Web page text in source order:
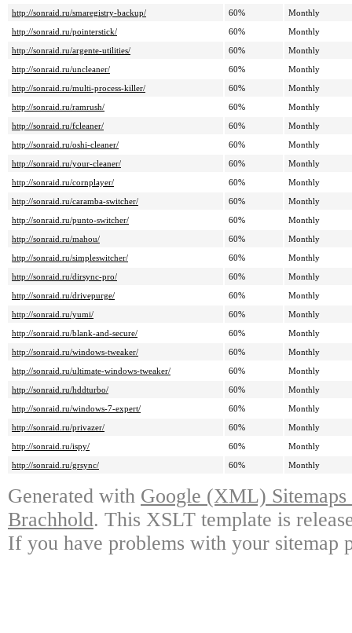
http://sonraid.ru/smaregistry-backup/
60%
Monthly
http://sonraid.ru/pointerstick/
60%
Monthly
http://sonraid.ru/argente-utilities/
60%
Monthly
http://sonraid.ru/uncleaner/
60%
Monthly
http://sonraid.ru/multi-process-killer/
60%
Monthly
http://sonraid.ru/ramrush/
60%
Monthly
http://sonraid.ru/fcleaner/
60%
Monthly
http://sonraid.ru/oshi-cleaner/
60%
Monthly
http://sonraid.ru/your-cleaner/
60%
Monthly
http://sonraid.ru/cornplayer/
60%
Monthly
http://sonraid.ru/caramba-switcher/
60%
Monthly
http://sonraid.ru/punto-switcher/
60%
Monthly
http://sonraid.ru/mahou/
60%
Monthly
http://sonraid.ru/simpleswitcher/
60%
Monthly
http://sonraid.ru/dirsync-pro/
60%
Monthly
http://sonraid.ru/drivepurge/
60%
Monthly
http://sonraid.ru/yumi/
60%
Monthly
http://sonraid.ru/blank-and-secure/
60%
Monthly
http://sonraid.ru/windows-tweaker/
60%
Monthly
http://sonraid.ru/ultimate-windows-tweaker/
60%
Monthly
http://sonraid.ru/hddturbo/
60%
Monthly
http://sonraid.ru/windows-7-expert/
60%
Monthly
http://sonraid.ru/privazer/
60%
Monthly
http://sonraid.ru/ispy/
60%
Monthly
http://sonraid.ru/grsync/
60% Monthly
Generated with Google (XML)
Brachhold. This XSLT template is
If you have problems with your sitemap